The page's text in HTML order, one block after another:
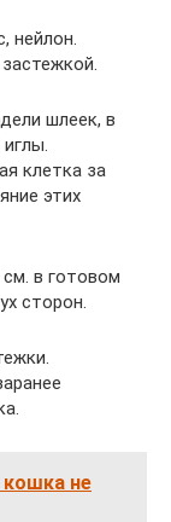
нейлон.
шлеек, в
клетка за
этих
в готовом
сторон.
кошка не